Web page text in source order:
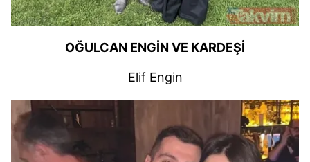
OĞULCAN ENGİN VE KARDEŞİ
Elif Engin